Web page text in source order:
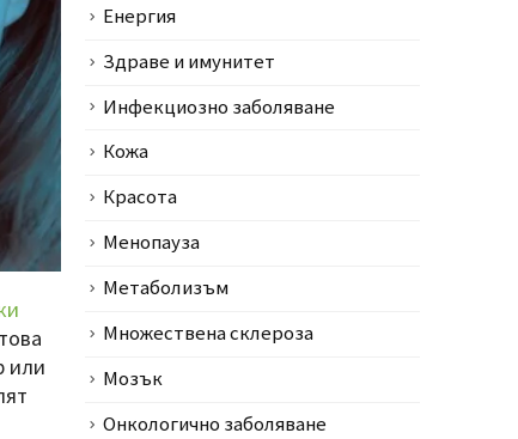
или
Енергия
Здраве и имунитет
Инфекциозно заболяване
Кожа
Красота
Менопауза
Метаболизъм
Множествена склероза
Мозък
Онкологично заболяване